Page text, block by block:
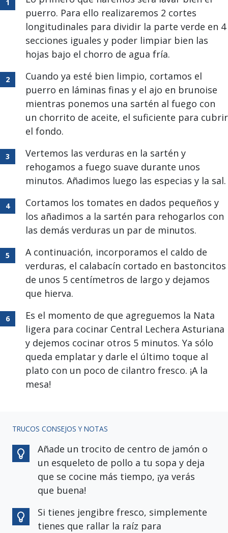
puerro. Para ello realizaremos 2 cortes
longitudinales para dividir la parte verde en 4
secciones iguales y poder limpiar bien las
hojas bajo el chorro de agua fría.
Cuando ya esté bien limpio, cortamos el
puerro en láminas finas y el ajo en brunoise
mientras ponemos una sartén al fuego con
un chorrito de aceite, el suficiente para cubrir
el fondo.
Vertemos las verduras en la sartén y
rehogamos a fuego suave durante unos
minutos. Añadimos luego las especias y la sal.
Cortamos los tomates en dados pequeños y
los añadimos a la sartén para rehogarlos con
las demás verduras un par de minutos.
A continuación, incorporamos el caldo de
verduras, el calabacín cortado en bastoncitos
de unos 5 centímetros de largo y dejamos
que hierva.
Es el momento de que agreguemos la Nata
ligera para cocinar Central Lechera Asturiana
y dejemos cocinar otros 5 minutos. Ya sólo
queda emplatar y darle el último toque al
plato con un poco de cilantro fresco. ¡A la
mesa!
TRUCOS CONSEJOS Y NOTAS
Añade un trocito de centro de jamón o
un esqueleto de pollo a tu sopa y deja
que se cocine más tiempo, ¡ya verás
que buena!
Si tienes jengibre fresco, simplemente
tienes que rallar la raíz para